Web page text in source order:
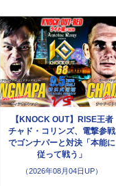
【KNOCK OUT】RISE王者
チャド・コリンズ、電撃参戦
でゴンナパーと対決「本能に
従って戦う」
（2026年08月04日UP）